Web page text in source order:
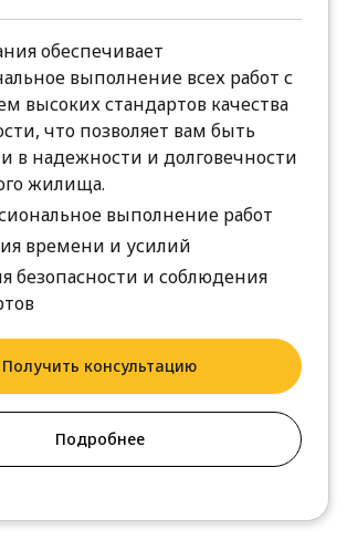
обеспечивает
выполнение всех работ с
высоких стандартов качества
что позволяет вам быть
в надежности и долговечности
жилища.
выполнение работ
времени и усилий
безопасности и соблюдения
Получить консультацию
Подробнее